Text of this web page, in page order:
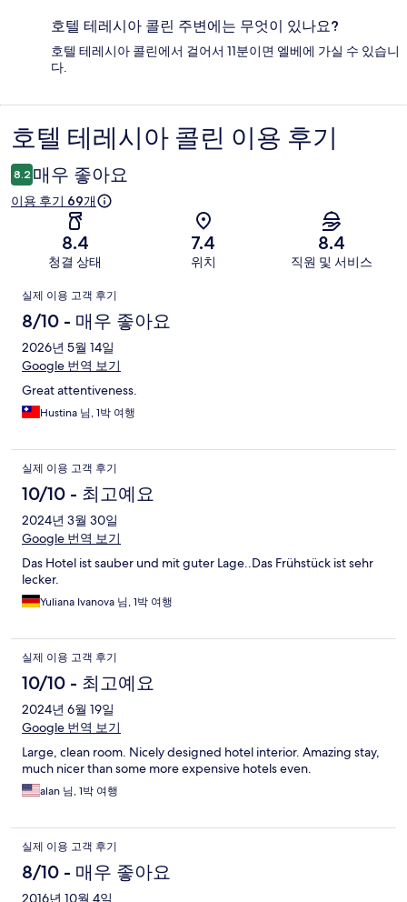
호텔 테레시아 콜린 주변에는 무엇이 있나요?
호텔 테레시아 콜린에서 걸어서 11분이면 엘베에 가실 수 있습니
다.
이
용
후
호텔 테레시아 콜린 이용 후기
8.2 매우 좋아요
이용 후기 69개
8.4
청결 상태
7.4
위치
8.4
직원 및 서비스
이
용
후
기
실제 이용 고객 후기
8/10 - 매우 좋아요
2026년 5월 14일
Google 번역 보기
Great attentiveness.
Hustina 님, 1박 여행
실제 이용 고객 후기
10/10 - 최고예요
2024년 3월 30일
Google 번역 보기
Das Hotel ist sauber und mit guter Lage..Das Frühstück ist sehr
lecker.
Yuliana Ivanova 님, 1박 여행
실제 이용 고객 후기
10/10 - 최고예요
2024년 6월 19일
Google 번역 보기
Large, clean room. Nicely designed hotel interior. Amazing stay,
much nicer than some more expensive hotels even.
alan 님, 1박 여행
실제 이용 고객 후기
8/10 - 매우 좋아요
2016년 10월 4일